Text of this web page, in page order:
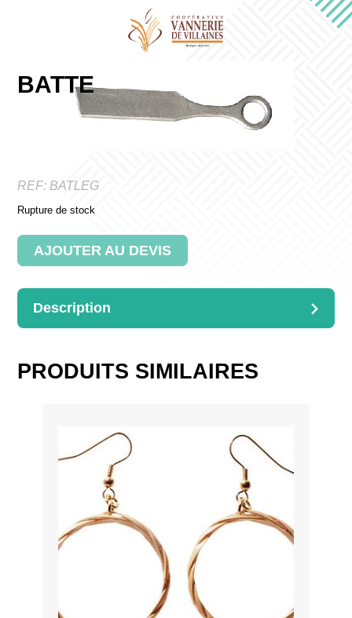
BATTE
REF: BATLEG
Rupture de stock
AJOUTER AU DEVIS
Description
Dimensions : Long.25cm Larg.4cm
PRODUITS SIMILAIRES
AJOUTER AU DEVIS